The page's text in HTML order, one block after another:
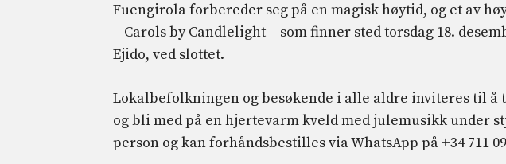
Fuengirola forbereder seg på en magisk høytid, og et av
– Carols by Candlelight – som finner sted torsdag 18.
Ejido, ved slottet.
Lokalbefolkningen og besøkende i alle aldre inviteres til
og bli med på en hjertevarm kveld med julemusikk under
person og kan forhåndsbestilles via WhatsApp på +34 711